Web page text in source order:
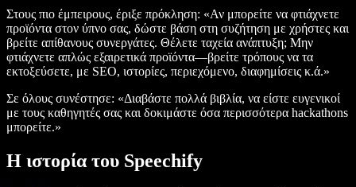
Στους πιο έμπειρους, έριξε πρόκληση: «Αν μπορείτε να φτιάχνετε
προϊόντα στον ύπνο σας, δώστε βάση στη συζήτηση με χρήστες και
βρείτε απίθανους συνεργάτες. Θέλετε ταχεία ανάπτυξη; Μην
φτιάχνετε απλώς εξαιρετικά προϊόντα—βρείτε τρόπους να τα
εκτοξεύσετε, με SEO, ιστορίες, περιεχόμενο, διαφημίσεις κ.ά.»
Σε όλους συνέστησε: «Διαβάστε πολλά βιβλία, να είστε ευγενικοί
με τους καθηγητές σας και δοκιμάστε όσα περισσότερα hackathons
μπορείτε.»
Η ιστορία του Speechify